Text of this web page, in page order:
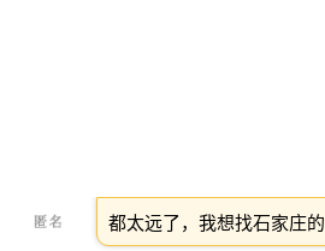
都太远了，我想找石家庄的